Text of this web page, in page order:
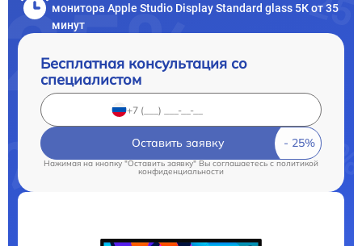
монитора Apple Studio Display Standard glass 5К от 35
минут
Бесплатная консультация со
специалистом
Оставить заявку
Нажимая на кнопку "Оставить заявку" Вы соглашаетесь cполитикой
конфиденциальности